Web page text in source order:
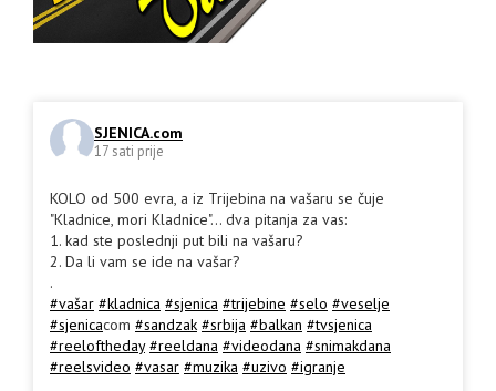
SJENICA.com
17 sati prije
KOLO od 500 evra, a iz Trijebina na vašaru se čuje
"Kladnice, mori Kladnice"... dva pitanja za vas:
1. kad ste poslednji put bili na vašaru?
2. Da li vam se ide na vašar?
.
#vašar #kladnica #sjenica #trijebine #selo #veselje
#sjenicacom #sandzak #srbija #balkan #tvsjenica
#reeloftheday #reeldana #videodana #snimakdana
#reelsvideo #vasar #muzika #uzivo #igranje